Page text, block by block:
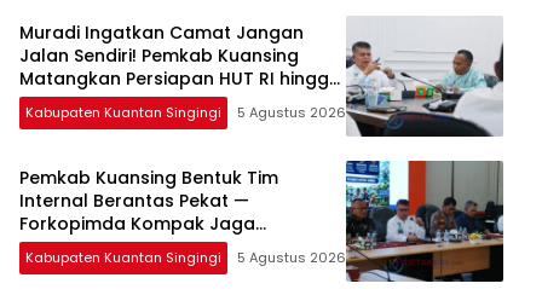
Muradi Ingatkan Camat Jangan
Jalan Sendiri! Pemkab Kuansing
Matangkan Persiapan HUT RI hingga
Pacu Jalur Nasional
Kabupaten Kuantan Singingi 5 Agustus 2026
Pemkab Kuansing Bentuk Tim
Internal Berantas Pekat —
Forkopimda Kompak Jaga
Keamanan Daerah
Kabupaten Kuantan Singingi 5 Agustus 2026